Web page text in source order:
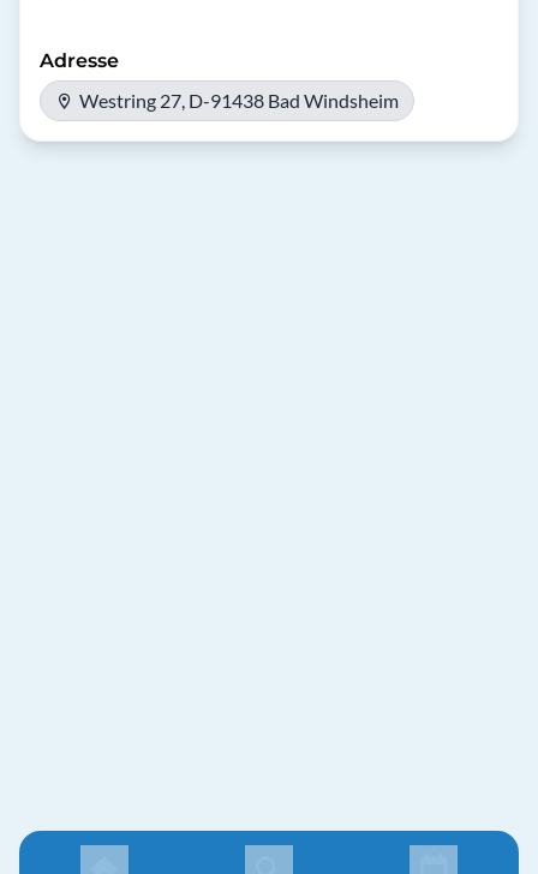
Adresse
Westring 27, D-91438 Bad Windsheim